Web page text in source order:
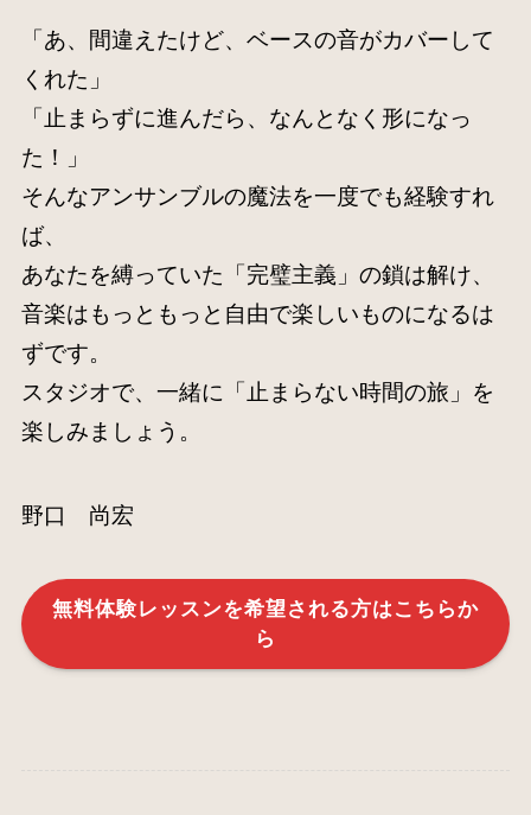
「あ、間違えたけど、ベースの音がカバーして
くれた」
「止まらずに進んだら、なんとなく形になっ
た！」
そんなアンサンブルの魔法を一度でも経験すれ
ば、
あなたを縛っていた「完璧主義」の鎖は解け、
音楽はもっともっと自由で楽しいものになるは
ずです。
スタジオで、一緒に「止まらない時間の旅」を
楽しみましょう。
野口 尚宏
無料体験レッスンを希望される方はこちらか
ら